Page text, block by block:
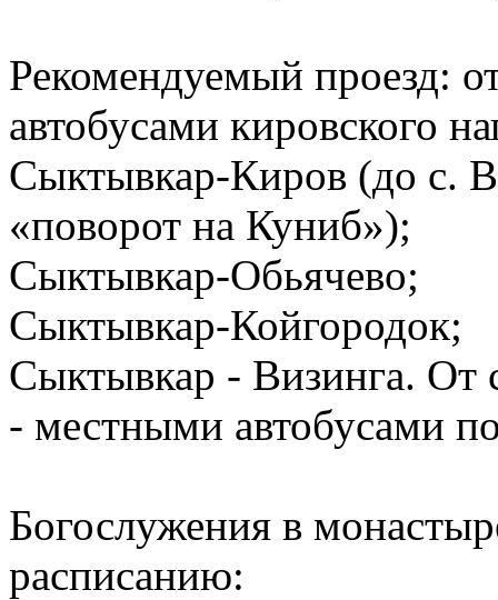
Рекомендуемый проезд:
автобусами кировского
Сыктывкар-Киров (до с.
«поворот на Куниб»);
Сыктывкар-Обьячево;
Сыктывкар-Койгородок;
Сыктывкар - Визинга. От
- местными автобусами
Богослужения в
расписанию: